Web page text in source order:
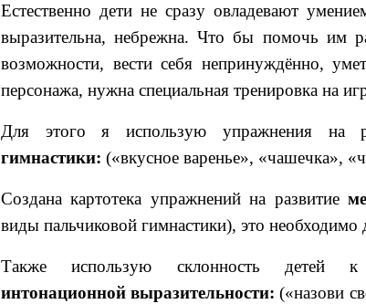
Естественно дети не сразу овладевают
выразительна, небрежна. Что бы помочь им
возможности, вести себя непринуждённо,
персонажа, нужна специальная тренировка на
Для этого я использую упражнения на
гимнастики: («вкусное варенье», «чашечка»,
Создана картотека упражнений на развитие
виды пальчиковой гимнастики), это необходимо
Также использую склонность детей к
интонационной выразительности: («назови